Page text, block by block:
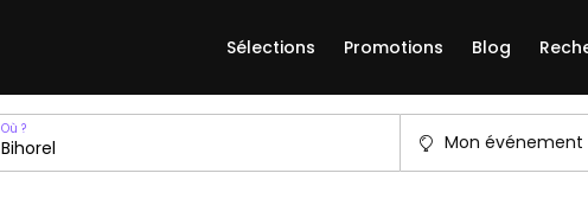
Sélections Promotions Blog
Où ?
Mon événement